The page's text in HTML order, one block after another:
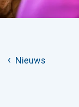
Nieuws